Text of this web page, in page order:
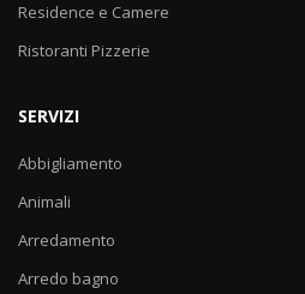
Residence e Camere
Ristoranti Pizzerie
SERVIZI
Abbigliamento
Animali
Arredamento
Arredo bagno